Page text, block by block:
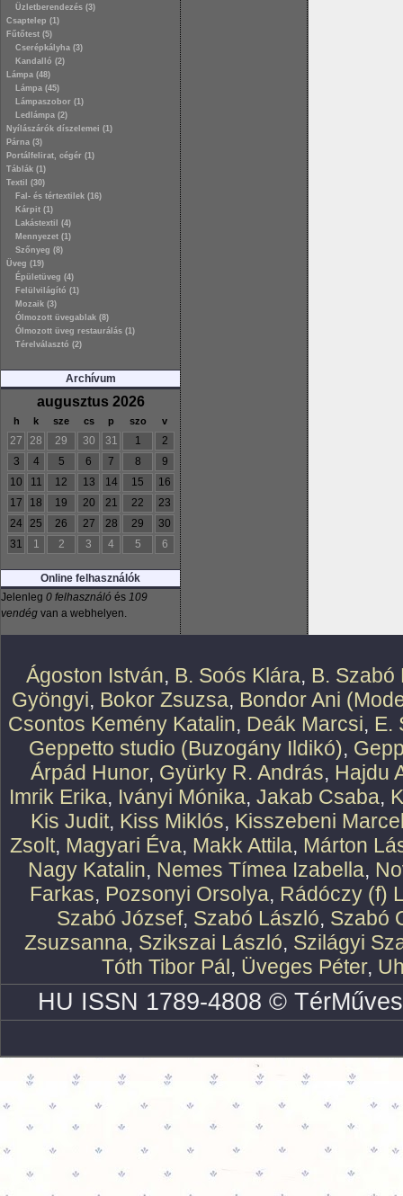
Üzletberendezés (3)
Csaptelep (1)
Fűtőtest (5)
Cserépkályha (3)
Kandalló (2)
Lámpa (48)
Lámpa (45)
Lámpaszobor (1)
Ledlámpa (2)
Nyílászárók díszelemei (1)
Párna (3)
Portálfelirat, cégér (1)
Táblák (1)
Textil (30)
Fal- és tértextilek (16)
Kárpit (1)
Lakástextil (4)
Mennyezet (1)
Szőnyeg (8)
Üveg (19)
Épületüveg (4)
Felülvilágító (1)
Mozaik (3)
Ólmozott üvegablak (8)
Ólmozott üveg restaurálás (1)
Térelválasztó (2)
Archívum
augusztus 2026
h k sze cs p szo v
27 28 29 30 31 1
2
3
4 5 6 7 8
9
10
11 12 13 14 15
16
17
18 19 20 21 22
23
24
25 26 27 28 29
30
31
1 2 3 4 5 6
Online felhasználók
Jelenleg 0 felhasználó és 109
vendég van a webhelyen.
Ágoston István, B. Soós Klára, B. Szabó
Gyöngyi, Bokor Zsuzsa, Bondor Ani
Csontos Kemény Katalin, Deák Marcsi, E.
Geppetto studio (Buzogány Ildikó),
Árpád Hunor, Gyürky R. András, Hajdu
Imrik Erika, Iványi Mónika, Jakab Csaba,
Kis Judit, Kiss Miklós, Kisszebeni
Zsolt, Magyari Éva, Makk Attila, Márton
Nagy Katalin, Nemes Tímea Izabella,
Farkas, Pozsonyi Orsolya, Rádóczy (f)
Szabó József, Szabó László, Szabó
Zsuzsanna, Szikszai László, Szilágyi
Tóth Tibor Pál, Üveges Péter,
HU ISSN 1789-4808 ©